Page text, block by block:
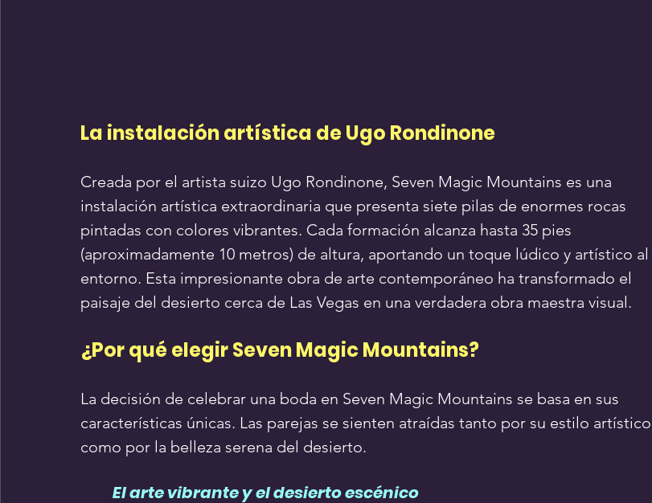
La instalación artística de Ugo Rondinone
Creada por el artista suizo Ugo Rondinone, Seven Magic Mountains es una
instalación artística extraordinaria que presenta siete pilas de enormes rocas
pintadas con colores vibrantes. Cada formación alcanza hasta 35 pies
(aproximadamente 10 metros) de altura, aportando un toque lúdico y artístico al
entorno. Esta impresionante obra de arte contemporáneo ha transformado el
paisaje del desierto cerca de Las Vegas en una verdadera obra maestra visual.
¿Por qué elegir Seven Magic Mountains?
La decisión de celebrar una boda en Seven Magic Mountains se basa en sus
características únicas. Las parejas se sienten atraídas tanto por su estilo artístico
como por la belleza serena del desierto.
	El arte vibrante y el desierto escénico